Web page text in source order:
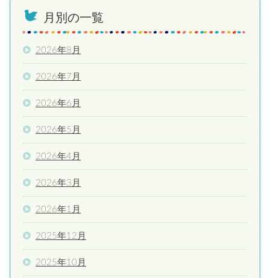
月別の一覧
2026年8月
2026年7月
2026年6月
2026年5月
2026年4月
2026年3月
2026年1月
2025年12月
2025年10月